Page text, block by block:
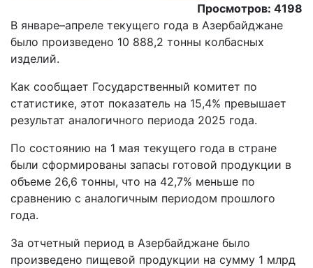
Просмотров: 4198
В январе–апреле текущего года в Азербайджане
было произведено 10 888,2 тонны колбасных
изделий.
Как сообщает Государственный комитет по
статистике, этот показатель на 15,4% превышает
результат аналогичного периода 2025 года.
По состоянию на 1 мая текущего года в стране
были сформированы запасы готовой продукции в
объеме 26,6 тонны, что на 42,7% меньше по
сравнению с аналогичным периодом прошлого
года.
За отчетный период в Азербайджане было
произведено пищевой продукции на сумму 1 млрд